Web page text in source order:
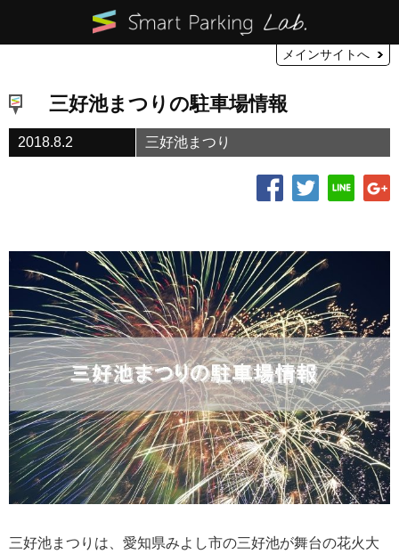
メインサイトへ
三好池まつりの駐車場情報
2018.8.2 三好池まつり
三好池まつりは、愛知県みよし市の三好池が舞台の花火大